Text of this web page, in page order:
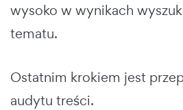
wysoko w wynikach
tematu.
Ostatnim krokiem jest
audytu treści.